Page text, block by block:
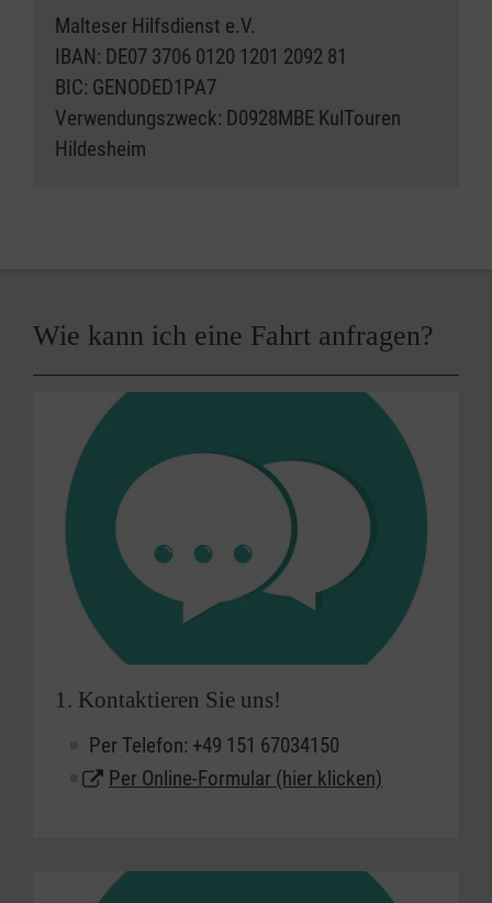
Malteser Hilfsdienst e.V.
IBAN: DE07 3706 0120 1201 2092 81
BIC: GENODED1PA7
Verwendungszweck: D0928MBE KulTouren
Hildesheim
Wie kann ich eine Fahrt anfragen?
1. Kontaktieren Sie uns!
Per Telefon: +49 151 67034150
Per Online-Formular (hier klicken)